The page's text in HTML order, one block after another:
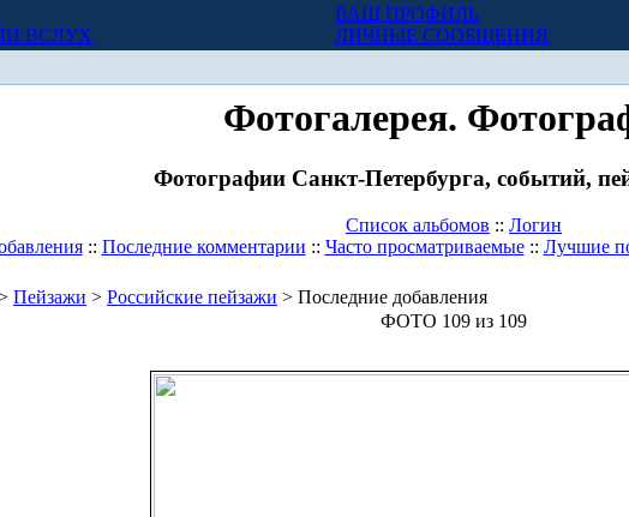
ВСЛУХ
ВАШ ПРОФИЛЬ
ЛИЧНЫЕ СООБЩЕНИЯ
Фотогалерея.
Фотографии Санкт-Петербурга, событий,
Список альбомов :: Логин
:: Последние комментарии :: Часто просматриваемые:: Лучшие
Пейзажи > Российские пейзажи > Последние добавления
ФОТО 109 из 109